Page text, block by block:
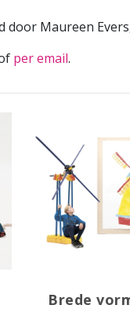
Maureen
per email.
Brede